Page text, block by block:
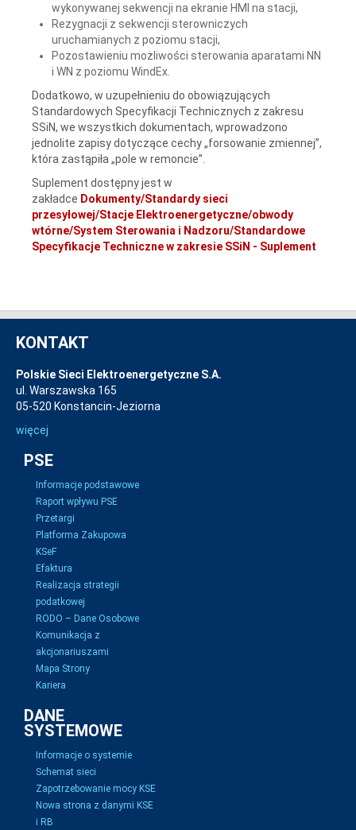
wykonywanej sekwencji na ekranie HMI na stacji,
Rezygnacji z sekwencji sterowniczych
uruchamianych z poziomu stacji,
Pozostawieniu możliwości sterowania aparatami NN
i WN z poziomu WindEx.
Dodatkowo, w uzupełnieniu do obowiązujących
Standardowych Specyfikacji Technicznych z zakresu
SSiN, we wszystkich dokumentach, wprowadzono
jednolite zapisy dotyczące cechy „forsowanie zmiennej”,
która zastąpiła „pole w remoncie”.
Suplement dostępny jest w
zakładce Dokumenty/Standardy sieci
przesyłowej/Stacje Elektroenergetyczne/obwody
wtórne/System Sterowania i Nadzoru/Standardowe
Specyfikacje Techniczne w zakresie SSiN - Suplement
KONTAKT
Polskie Sieci Elektroenergetyczne S.A.
ul. Warszawska 165
05-520 Konstancin-Jeziorna
więcej
PSE
Informacje podstawowe
Raport wpływu PSE
Przetargi
Platforma Zakupowa
KSeF
Efaktura
Realizacja strategii
podatkowej
RODO – Dane Osobowe
Komunikacja z
akcjonariuszami
Mapa Strony
Kariera
DANE
SYSTEMOWE
Informacje o systemie
Schemat sieci
Zapotrzebowanie mocy KSE
Nowa strona z danymi KSE
i RB